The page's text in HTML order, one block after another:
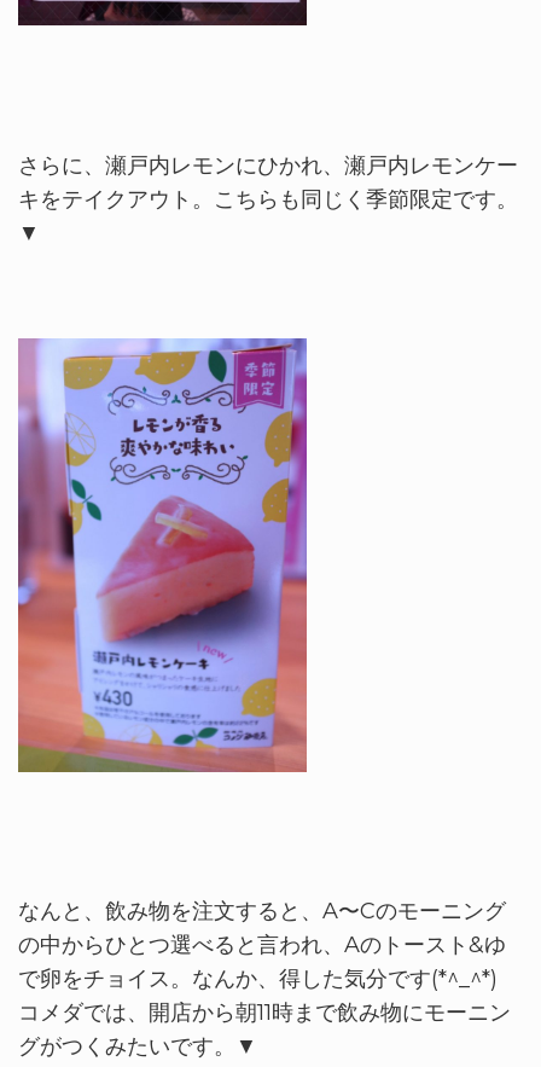
さらに、瀬戸内レモンにひかれ、瀬戸内レモンケー
キをテイクアウト。こちらも同じく季節限定です。
▼
なんと、飲み物を注文すると、A〜Cのモーニング
の中からひとつ選べると言われ、Aのトースト&ゆ
で卵をチョイス。なんか、得した気分です(*^_^*)
コメダでは、開店から朝11時まで飲み物にモーニン
グがつくみたいです。▼